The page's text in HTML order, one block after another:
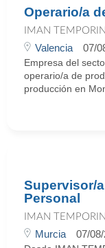
Operario/a
IMAN
Valencia 07/
Empresa del
operario/a de
producción en
Supervisor/
Personal
IMAN
Murcia 07/